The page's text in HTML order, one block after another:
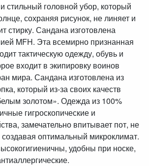
стильный головной убор, который
сохраняя рисунок, не линяет и
стирку. Сандана изготовлена
MFH. Эта всемирно признанная
тактическую одежду, обувь и
входит в экипировку воинов
мира. Сандана изготовлена из
который из-за своих качеств
золотом». Одежда из 100%
гигроскопические и
замечательно впитывает пот, не
создавая оптимальный микроклимат.
, удобны при носке,
е.